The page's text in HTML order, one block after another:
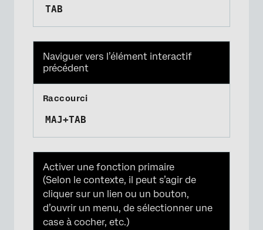
TAB
Naviguer vers l’élément interactif
précédent
MAJ+TAB
Activer une fonction primaire
(Selon le contexte, il peut s’agir de
cliquer sur un lien ou un bouton,
d’ouvrir un menu, de sélectionner une
case à cocher, etc.)